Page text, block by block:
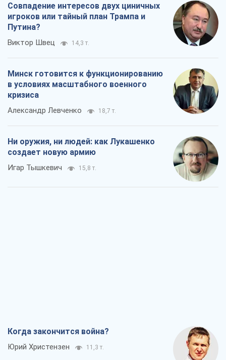
Совпадение интересов двух циничных
игроков или тайный план Трампа и
Путина?
Виктор Швец 14,3 т.
Минск готовится к функционированию
в условиях масштабного военного
кризиса
Александр Левченко 18,7 т.
Ни оружия, ни людей: как Лукашенко
создает новую армию
Игар Тышкевич 15,8 т.
Когда закончится война?
Юрий Христензен 11,3 т.